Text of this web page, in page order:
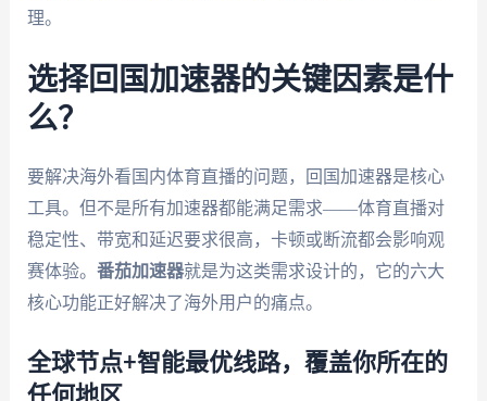
理。
选择回国加速器的关键因素是什
么？
要解决海外看国内体育直播的问题，回国加速器是核心
工具。但不是所有加速器都能满足需求——体育直播对
稳定性、带宽和延迟要求很高，卡顿或断流都会影响观
赛体验。 番茄加速器就是为这类需求设计的，它的六大
核心功能正好解决了海外用户的痛点。
全球节点+智能最优线路，覆盖你所在的
任何地区